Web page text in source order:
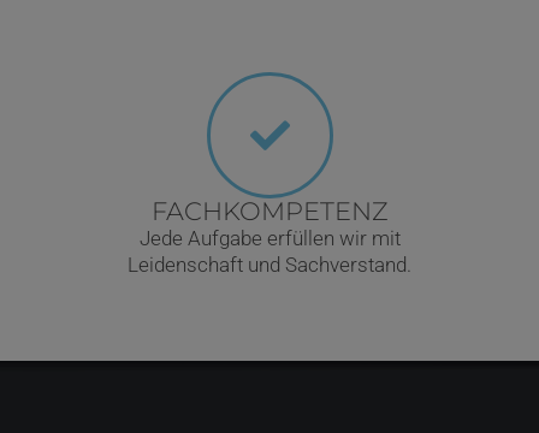
FACHKOMPETENZ
Jede Aufgabe erfüllen wir mit
Leidenschaft und Sachverstand.